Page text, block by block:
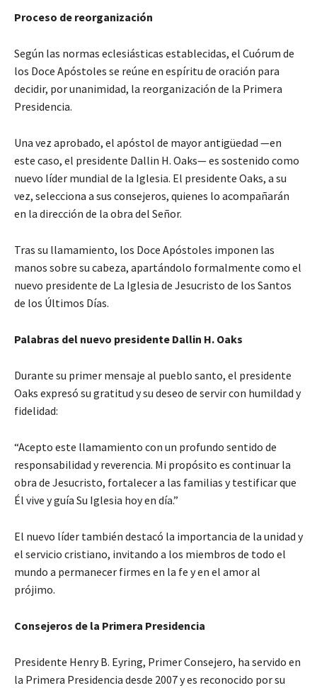
Proceso de reorganización
Según las normas eclesiásticas establecidas, el Cuórum de
los Doce Apóstoles se reúne en espíritu de oración para
decidir, por unanimidad, la reorganización de la Primera
Presidencia.
Una vez aprobado, el apóstol de mayor antigüedad —en
este caso, el presidente Dallin H. Oaks— es sostenido como
nuevo líder mundial de la Iglesia. El presidente Oaks, a su
vez, selecciona a sus consejeros, quienes lo acompañarán
en la dirección de la obra del Señor.
Tras su llamamiento, los Doce Apóstoles imponen las
manos sobre su cabeza, apartándolo formalmente como el
nuevo presidente de La Iglesia de Jesucristo de los Santos
de los Últimos Días.
Palabras del nuevo presidente Dallin H. Oaks
Durante su primer mensaje al pueblo santo, el presidente
Oaks expresó su gratitud y su deseo de servir con humildad y
fidelidad:
“Acepto este llamamiento con un profundo sentido de
responsabilidad y reverencia. Mi propósito es continuar la
obra de Jesucristo, fortalecer a las familias y testificar que
Él vive y guía Su Iglesia hoy en día.”
El nuevo líder también destacó la importancia de la unidad y
el servicio cristiano, invitando a los miembros de todo el
mundo a permanecer firmes en la fe y en el amor al
prójimo.
Consejeros de la Primera Presidencia
Presidente Henry B. Eyring, Primer Consejero, ha servido en
la Primera Presidencia desde 2007 y es reconocido por su